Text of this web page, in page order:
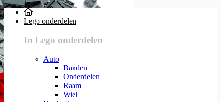
Lego onderdelen
In Lego onderdelen
Auto
Banden
Onderdelen
Raam
Wiel